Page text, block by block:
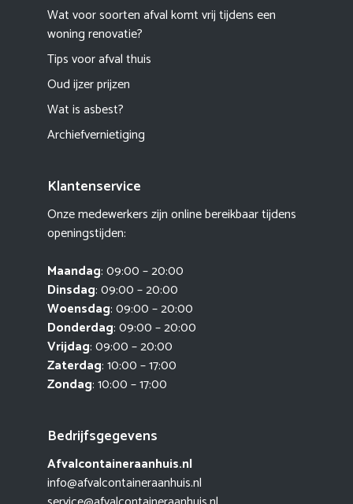
Wat voor soorten afval komt vrij tijdens een
woning renovatie?
Tips voor afval thuis
Oud ijzer prijzen
Wat is asbest?
Archiefvernietiging
Klantenservice
Onze medewerkers zijn online bereikbaar tijdens
openingstijden:
Maandag: 09:00 – 20:00
Dinsdag: 09:00 – 20:00
Woensdag: 09:00 – 20:00
Donderdag: 09:00 – 20:00
Vrijdag: 09:00 – 20:00
Zaterdag: 10:00 – 17:00
Zondag: 10:00 – 17:00
Bedrijfsgegevens
Afvalcontaineraanhuis.nl
info@afvalcontaineraanhuis.nl